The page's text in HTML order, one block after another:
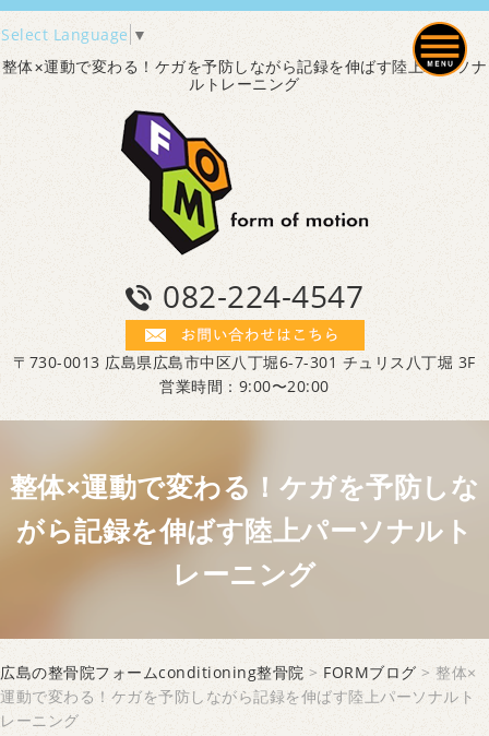
Select Language ▼
整体×運動で変わる！ケガを予防しながら記録を伸ばす陸上パーソナ
ルトレーニング
082-224-4547
〒730-0013 広島県広島市中区八丁堀6-7-301 チュリス八丁堀 3F
営業時間：9:00〜20:00
整体×運動で変わる！ケガを予防しな
がら記録を伸ばす陸上パーソナルト
レーニング
広島の整骨院フォームconditioning整骨院 > FORMブログ > 整体×
運動で変わる！ケガを予防しながら記録を伸ばす陸上パーソナルト
レーニング